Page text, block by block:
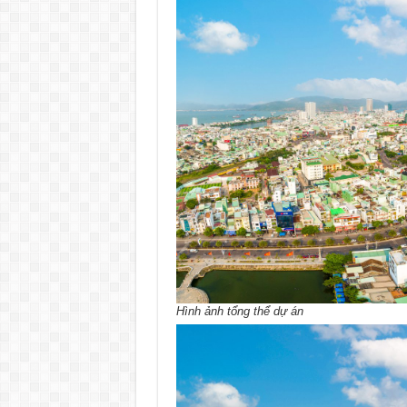
Hình ảnh tổng thể dự án